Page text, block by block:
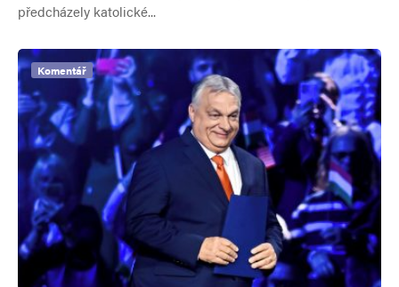
předcházely katolické...
Komentář